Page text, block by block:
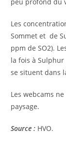
Les
Sommet et de
ppm de SO2).
la fois à Sulphur
se situent dans
Les webcams
paysage.
Source : HVO.